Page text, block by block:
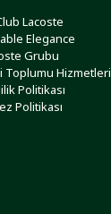
Lacoste
Elegance
Grubu
Toplumu Hizmetleri
Politikası
Politikası